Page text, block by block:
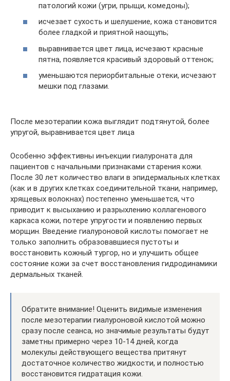
патологий кожи (угри, прыщи, комедоны);
исчезает сухость и шелушение, кожа становится
более гладкой и приятной наощупь;
выравнивается цвет лица, исчезают красные
пятна, появляется красивый здоровый оттенок;
уменьшаются периорбитальные отеки, исчезают
мешки под глазами.
После мезотерапии кожа выглядит подтянутой, более
упругой, выравнивается цвет лица
Особенно эффективны инъекции гиалуроната для
пациентов с начальными признаками старения кожи.
После 30 лет количество влаги в эпидермальных клетках
(как и в других клетках соединительной ткани, например,
хрящевых волокнах) постепенно уменьшается, что
приводит к высыханию и разрыхлению коллагенового
каркаса кожи, потере упругости и появлению первых
морщин. Введение гиалуроновой кислоты помогает не
только заполнить образовавшиеся пустоты и
восстановить кожный тургор, но и улучшить общее
состояние кожи за счет восстановления гидродинамики
дермальных тканей.
Обратите внимание! Оценить видимые изменения
после мезотерапии гиалуроновой кислотой можно
сразу после сеанса, но значимые результаты будут
заметны примерно через 10-14 дней, когда
молекулы действующего вещества притянут
достаточное количество жидкости, и полностью
восстановится гидратация кожи.